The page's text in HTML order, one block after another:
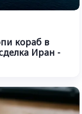
кораб в
Иран -